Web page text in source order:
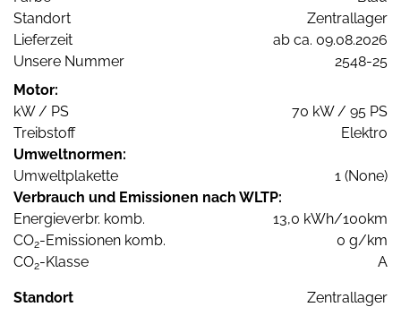
Standort
Zentrallager
Lieferzeit
ab ca. 09.08.2026
Unsere Nummer
2548-25
Motor:
kW / PS
70 kW / 95 PS
Treibstoff
Elektro
Umweltnormen:
Umweltplakette
1 (None)
Verbrauch und Emissionen nach WLTP:
Energieverbr. komb.
13,0 kWh/100km
CO2-Emissionen komb.
0 g/km
CO2-Klasse A
Standort Zentrallager